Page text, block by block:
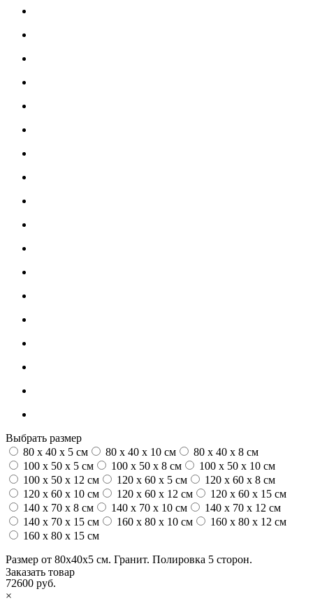
Выбрать размер
80 x 40 x 5 см
80 x 40 x 10 см
80 x 40 x 8 см
100 x 50 x 5 см
100 х 50 х 8 см
100 x 50 x 10 см
100 x 50 x 12 см
120 x 60 x 5 см
120 x 60 x 8 см
120 x 60 x 10 см
120 x 60 x 12 см
120 x 60 x 15 см
140 x 70 x 8 см
140 x 70 x 10 см
140 x 70 x 12 см
140 x 70 x 15 см
160 x 80 x 10 см
160 x 80 x 12 см
160 x 80 x 15 см
Размер от 80х40х5 см. Гранит. Полировка 5 сторон.
72600 руб.
Заказать товар
×